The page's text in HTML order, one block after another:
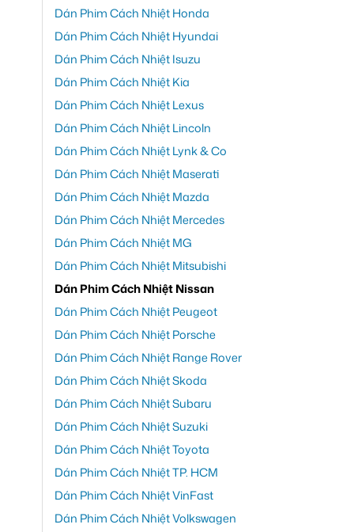
Dán Phim Cách Nhiệt Honda
Dán Phim Cách Nhiệt Hyundai
Dán Phim Cách Nhiệt Isuzu
Dán Phim Cách Nhiệt Kia
Dán Phim Cách Nhiệt Lexus
Dán Phim Cách Nhiệt Lincoln
Dán Phim Cách Nhiệt Lynk & Co
Dán Phim Cách Nhiệt Maserati
Dán Phim Cách Nhiệt Mazda
Dán Phim Cách Nhiệt Mercedes
Dán Phim Cách Nhiệt MG
Dán Phim Cách Nhiệt Mitsubishi
Dán Phim Cách Nhiệt Nissan
Dán Phim Cách Nhiệt Peugeot
Dán Phim Cách Nhiệt Porsche
Dán Phim Cách Nhiệt Range Rover
Dán Phim Cách Nhiệt Skoda
Dán Phim Cách Nhiệt Subaru
Dán Phim Cách Nhiệt Suzuki
Dán Phim Cách Nhiệt Toyota
Dán Phim Cách Nhiệt TP. HCM
Dán Phim Cách Nhiệt VinFast
Dán Phim Cách Nhiệt Volkswagen